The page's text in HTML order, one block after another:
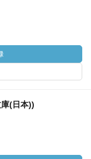
(日本))